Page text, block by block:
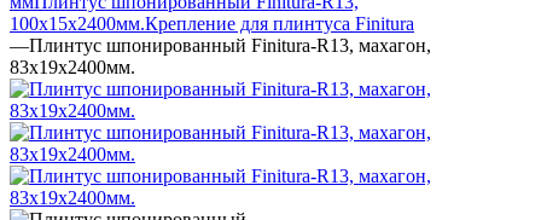
100x15x2400мм.Крепление для плинтуса Finitura
—Плинтус шпонированный Finitura-R13, махагон,
83x19x2400мм.